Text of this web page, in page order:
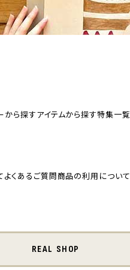
から探すアイテムから探す特集一覧
よくあるご質問商品の利用について
REAL SHOP